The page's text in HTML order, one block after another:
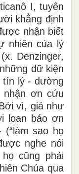
I, tuyên
khẳng định
nhận biết
nhiên của lý
Denzinger,
dữ kiện
tín lý - dường
nhận ơn cứu
vì, giả như
loan báo ơn
sao họ
nghe nói
cũng phải
Chúa qua